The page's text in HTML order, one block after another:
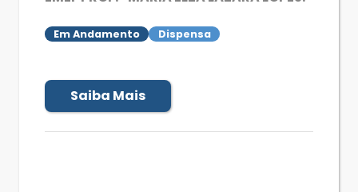
Em Andamento Dispensa
Saiba Mais